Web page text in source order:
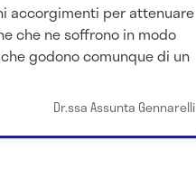
accorgimenti per attenuare
che ne soffrono in modo
godono comunque di un
Dr.ssa Assunta Gennarelli